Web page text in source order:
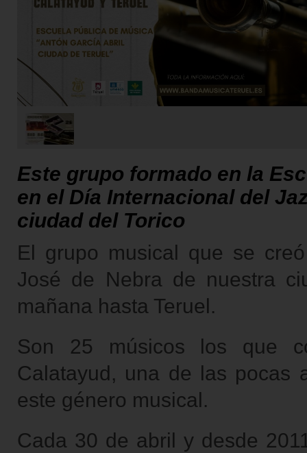
Este grupo formado en la
en el Día Internacional del
ciudad del Torico
El grupo musical que se
José de Nebra de nuestra
mañana hasta Teruel.
Son 25 músicos los que
Calatayud, una de las pocas
este género musical.
Cada 30 de abril y desde